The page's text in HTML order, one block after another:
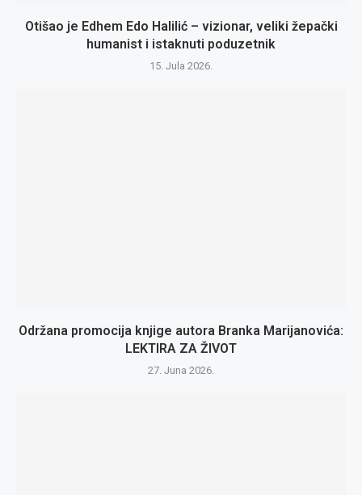
Otišao je Edhem Edo Halilić – vizionar, veliki žepački
humanist i istaknuti poduzetnik
15. Jula 2026.
Održana promocija knjige autora Branka Marijanovića:
LEKTIRA ZA ŽIVOT
27. Juna 2026.